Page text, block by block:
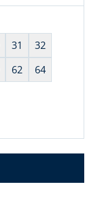
31
32
62
64